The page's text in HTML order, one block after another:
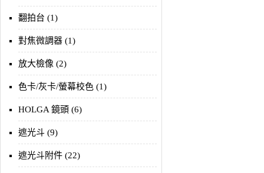
翻拍台 (1)
對焦微調器 (1)
放大檢像 (2)
色卡/灰卡/螢幕校色 (1)
HOLGA 鏡頭 (6)
遮光斗 (9)
遮光斗附件 (22)